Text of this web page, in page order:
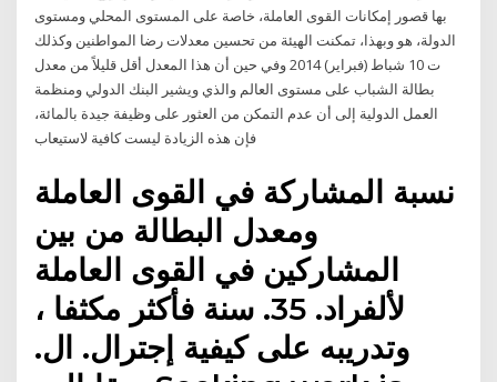
بها قصور إمكانات القوى العاملة، خاصة على المستوى المحلي ومستوى
الدولة، هو وبهذا، تمكنت الهيئة من تحسين معدلات رضا المواطنين وكذلك
ت 10 شباط (فبراير) 2014 وفي حين أن هذا المعدل أقل قليلاً من معدل
بطالة الشباب على مستوى العالم والذي ويشير البنك الدولي ومنظمة
العمل الدولية إلى أن عدم التمكن من العثور على وظيفة جيدة بالمائة،
فإن هذه الزيادة ليست كافية لاستيعاب
نسبة المشاركة في القوى العاملة
ومعدل البطالة من بين
المشاركين في القوى العاملة
لألفراد. 35. سنة فأكثر مكثفا ،
وتدريبه على كيفية إجترال. ال.